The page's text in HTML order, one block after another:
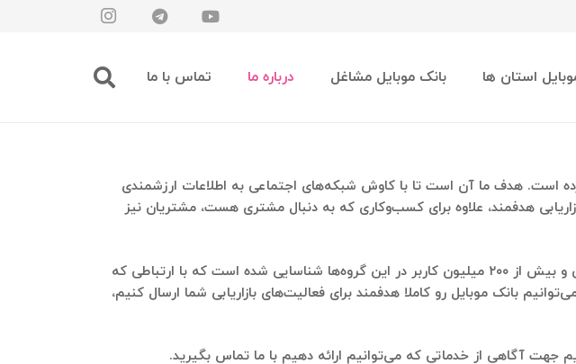
استان ها بانک موبایل مشاغل درباره ما تماس با ما
آزمایشگاه یادگیری ماشین دانشگاه یزد در سال ۱۳۹۵ شروع به کار کرده است. هدف ما آن است تا با کاوش شبکه‌های اجتماعی به اطلاعات ارزشمندی
هدفمند، علاوه برای کسب‌وکاری که به دنبال مشتری هست، مشتریان نیز
، نزدیک به ۴ میلیون گروه تلگرامی و بیش از ۶ میلیون کانال تلگرامی و بیش از ۲۰۰ میلیون کاربر در این گروه‌ها شناسایی شده است که با ارتباطی که
بانک موبایل رو کاملا هدفمند برای فعالیت‌های بازاریابی شما ارسال کنیم،
آگاهی از خدماتی که می‌توانیم ارائه دهیم با ما تماس بگیرید.